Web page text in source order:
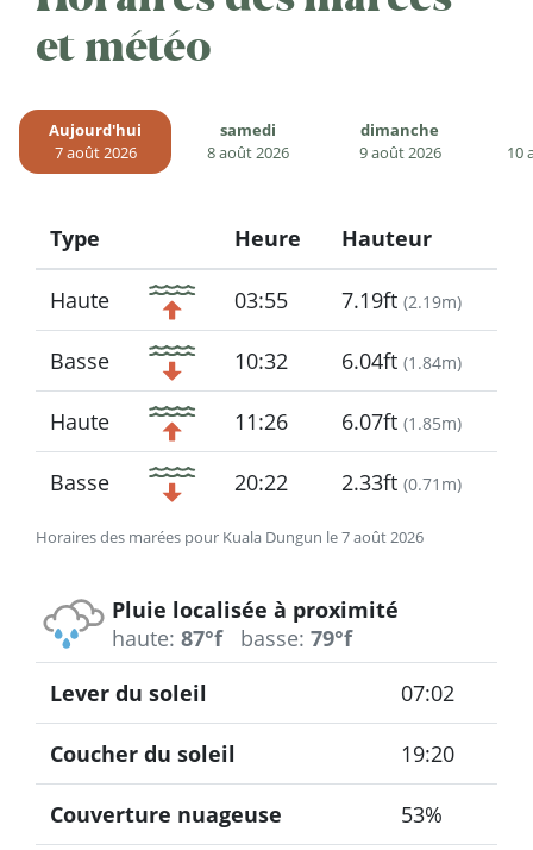
et météo
Aujourd'hui
7 août 2026
samedi
8 août 2026
dimanche
9 août 2026
10
Horaires des marées pour Kuala Dungun le 7 août 2026
Type
Icon
Heure Hauteur
Haute 03:55 7.19ft (2.19m)
Basse 10:32 6.04ft (1.84m)
Haute 11:26 6.07ft (1.85m)
Basse 20:22 2.33ft (0.71m)
Pluie localisée à proximité
haute: 87°f basse: 79°f
Lever du soleil 07:02
Coucher du soleil 19:20
Couverture nuageuse 53%